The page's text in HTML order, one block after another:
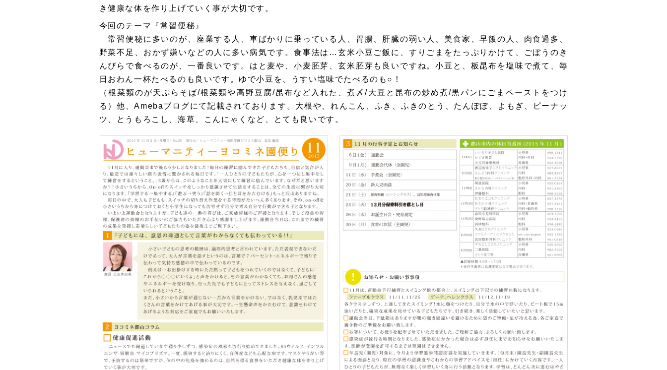
き健康な体を作り上げていく事が大切です。
今回のテーマ『常習便秘』
常習便秘に多いのが、座業する人、車ばかりに乗っている人、胃腸、肝臓の弱い人、美食家、早飯の人、肉食過多、
野菜不足、おかず嫌いなどの人に多い病気です。食事法は…玄米小豆ご飯に、すりごまをたっぷりかけて、ごぼうのき
んぴらで食べるのが、一番良いです。はと麦や、小麦胚芽、玄米胚芽も良いですね。小豆と、板昆布を塩味で煮て、毎
日おわん一杯たべるのも良いです。ゆで小豆を、うすい塩味でたべるのも○！
（根菜類のが天ぷらそば/根菜類や高野豆腐/昆布など入れた、煮〆/大豆と昆布の炒め煮/黒パンにごまペーストをつけ
る）他、Amebaブログにて記載されております。大根や、れんこん、ふき、ふきのとう、たんぽぽ、よもぎ、ピーナッ
ツ、とうもろこし、海草、こんにゃくなど、とても良いです。